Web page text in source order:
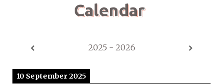
Calendar
2025 - 2026
10 September 2025